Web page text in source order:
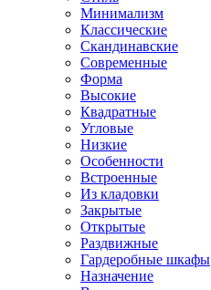
Минимализм
Классические
Скандинавские
Современные
Форма
Высокие
Квадратные
Угловые
Низкие
Особенности
Встроенные
Из кладовки
Закрытые
Открытые
Раздвижные
Гардеробные шкафы
Назначение